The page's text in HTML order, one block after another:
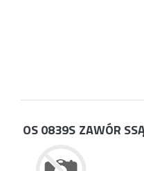
OS 0839S ZAWÓR